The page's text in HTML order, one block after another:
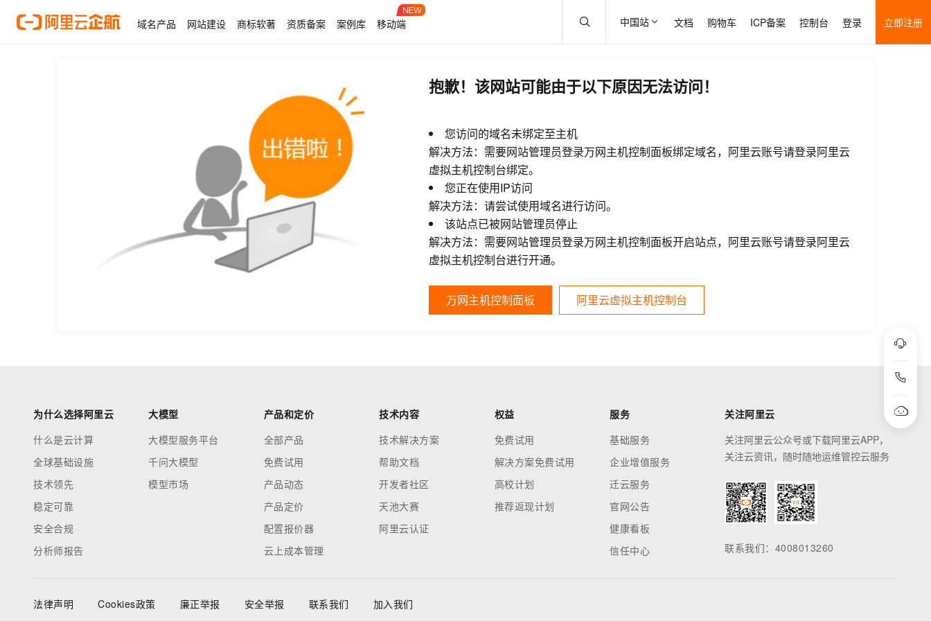
域名产品 网站建设 商标软著 资质备案 案例库 移动端 中国站 文档 购物车 ICP备案 控制台 登录 立即注册
抱歉！该网站可能由于以下原因无法访问！
您访问的域名未绑定至主机
解决方法：需要网站管理员登录万网主机控制面板绑定域名，阿里云账号请登录阿里云
虚拟主机控制台绑定。
您正在使用IP访问
解决方法：请尝试使用域名进行访问。
该站点已被网站管理员停止
解决方法：需要网站管理员登录万网主机控制面板开启站点，阿里云账号请登录阿里云
虚拟主机控制台进行开通。
万网主机控制面板 阿里云虚拟主机控制台